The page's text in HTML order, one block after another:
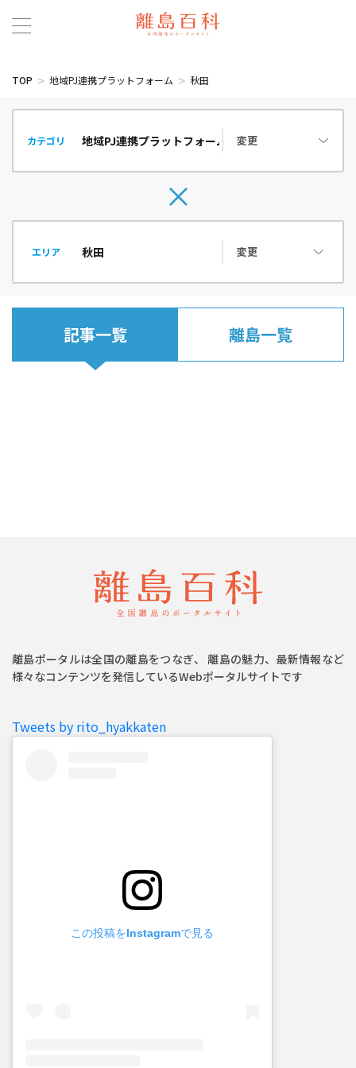
TOP 地域PJ連携プラットフォーム 秋田
カテゴリ 変更
エリア 変更
記事一覧 離島一覧
離島ポータルは全国の離島をつなぎ、 離島の魅力、最新情報など
様々なコンテンツを発信しているWebポータルサイトです
Tweets by rito_hyakkaten
この投稿をInstagramで見る